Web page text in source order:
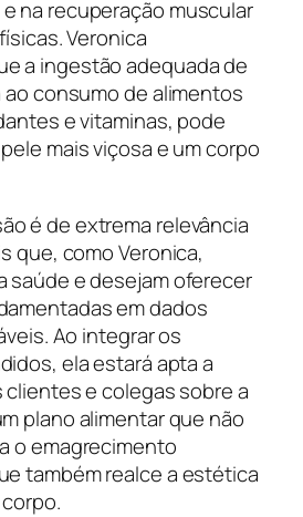
na recuperação muscular
Veronica
a ingestão adequada de
consumo de alimentos
e vitaminas, pode
mais viçosa e um corpo
é de extrema relevância
que, como Veronica,
saúde e desejam oferecer
em dados
Ao integrar os
ela estará apta a
e colegas sobre a
plano alimentar que não
o emagrecimento
também realce a estética